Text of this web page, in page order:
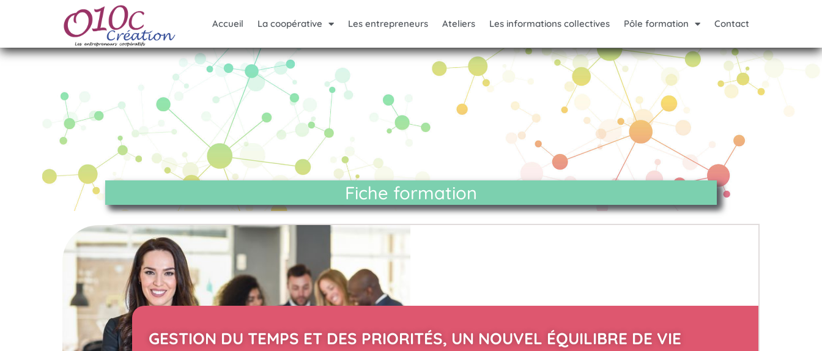
Accueil La coopérative Les entrepreneurs Ateliers Les informations collectives Pôle formation Contact
Fiche formation
GESTION DU TEMPS ET DES PRIORITÉS, UN NOUVEL ÉQUILIBRE DE VIE